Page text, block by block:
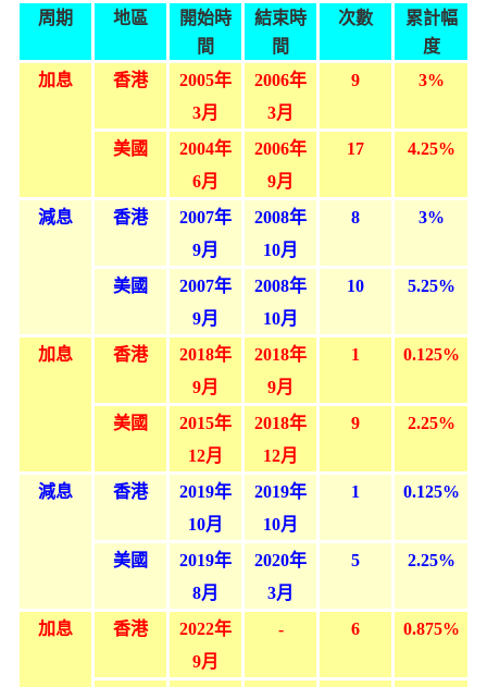
條款及細則 私隱政策聲明
周期 地區
開始時
間
結束時
間
次數
累計幅
度
加息
香港 2005年
3月
2006年
3月
9 3%
美國 2004年
6月
2006年
9月
17 4.25%
減息 香港 2007年
9月
2008年
10月
8 3%
美國 2007年
9月
2008年
10月
10 5.25%
加息 香港 2018年
9月
2018年
9月
1 0.125%
美國 2015年
12月
2018年
12月
9 2.25%
減息 香港 2019年
10月
2019年
10月
1 0.125%
美國 2019年
8月
2020年
3月
5 2.25%
加息 香港 2022年
9月
- 6 0.875%